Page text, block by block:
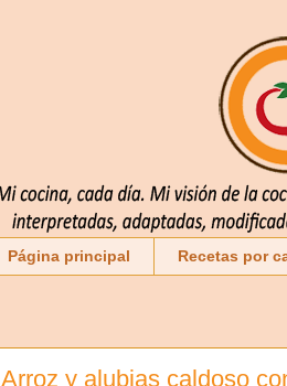
Página principal Recetas por
Arroz y alubias caldoso